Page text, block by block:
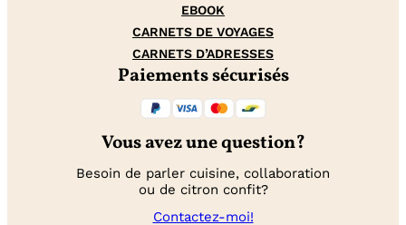
EBOOK
CARNETS DE VOYAGES
CARNETS D’ADRESSES
Paiements sécurisés
Vous avez une question?
Besoin de parler cuisine, collaboration
ou de citron confit?
Contactez-moi!